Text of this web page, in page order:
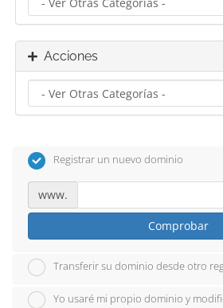
Acciones
Registrar un nuevo dominio
www.
Comprobar
Transferir su dominio desde otro
Yo usaré mi propio dominio y